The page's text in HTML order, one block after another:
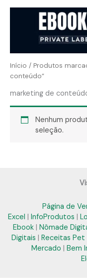
Início / Produtos
conteúdo”
marketing de
Nenhum
seleção.
Página de
Excel | InfoProdutos |
Ebook | Nômade
Digitais | Receitas Pet
Mercado | Bem